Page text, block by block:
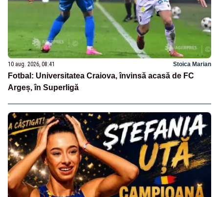
10 aug. 2026, 08:41 Stoica Marian
Fotbal: Universitatea Craiova, învinsă acasă de FC
Argeș, în Superligă